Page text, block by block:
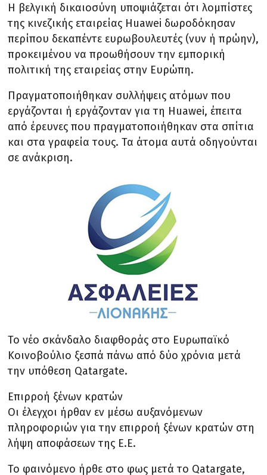
Η βελγική δικαιοσύνη υποψιάζεται ότι λομπίστες
της κινεζικής εταιρείας Huawei δωροδόκησαν
περίπου δεκαπέντε ευρωβουλευτές (νυν ή πρώην),
προκειμένου να προωθήσουν την εμπορική
πολιτική της εταιρείας στην Ευρώπη.
Πραγματοποιήθηκαν συλλήψεις ατόμων που
εργάζονται ή εργάζονταν για τη Huawei, έπειτα
από έρευνες που πραγματοποιήθηκαν στα σπίτια
και στα γραφεία τους. Τα άτομα αυτά οδηγούνται
σε ανάκριση.
Το νέο σκάνδαλο διαφθοράς στο Ευρωπαϊκό
Κοινοβούλιο ξεσπά πάνω από δύο χρόνια μετά
την υπόθεση Qatargate.
Επιρροή ξένων κρατών
Οι έλεγχοι ήρθαν εν μέσω αυξανόμενων
πληροφοριών για την επιρροή ξένων κρατών στη
λήψη αποφάσεων της Ε.Ε.
Το φαινόμενο ήρθε στο φως μετά το Qatargate,